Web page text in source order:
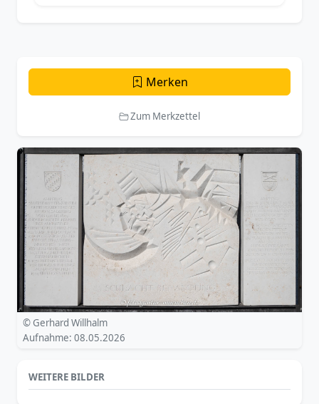
Merken
Zum Merkzettel
© Gerhard Willhalm
Aufnahme: 08.05.2026
WEITERE BILDER